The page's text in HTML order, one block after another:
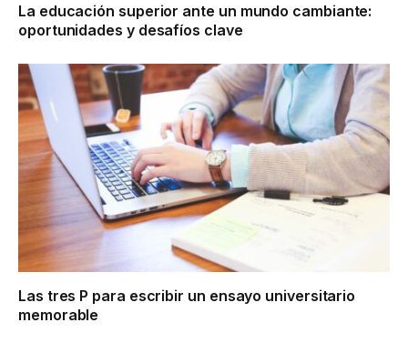
La educación superior ante un mundo cambiante:
oportunidades y desafíos clave
Las tres P para escribir un ensayo universitario
memorable